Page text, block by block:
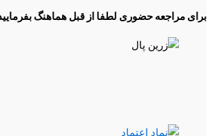
مراجعه حضوری لطفا از قبل هماهنگ بفرمایید